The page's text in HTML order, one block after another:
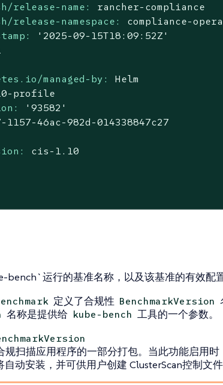
release-name:
rancher-compliance
release-namespace:
compliance-
'2025-09-15T18:09:52Z'
managed-by:
Helm
profile
'93582'
1157-46ac-982d-014338847c27
cis-1.10
运行的基准名称，以及该基准的有效配置
定义了合规性 BenchmarkVersion
名称是提供给 kube-bench 工具的一个参数。
规扫描应用程序的一部分打包。当此功能启用时
动安装，并可供用户创建 ClusterScan控制文件